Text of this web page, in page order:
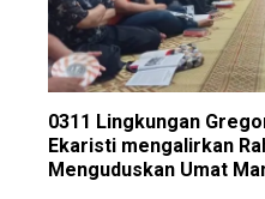
0311 Lingkungan
Ekaristi mengalirkan
Menguduskan Umat